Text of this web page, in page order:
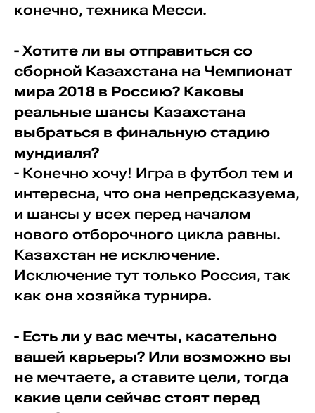
конечно, техника Месси.
- Хотите ли вы отправиться со
сборной Казахстана на Чемпионат
мира 2018 в Россию? Каковы
реальные шансы Казахстана
выбраться в финальную стадию
мундиаля?
- Конечно хочу! Игра в футбол тем и
интересна, что она непредсказуема,
и шансы у всех перед началом
нового отборочного цикла равны.
Казахстан не исключение.
Исключение тут только Россия, так
как она хозяйка турнира.
- Есть ли у вас мечты, касательно
вашей карьеры? Или возможно вы
не мечтаете, а ставите цели, тогда
какие цели сейчас стоят перед